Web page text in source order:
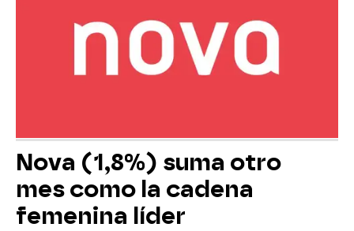
Nova (1,8%) suma otro
mes como la cadena
femenina líder